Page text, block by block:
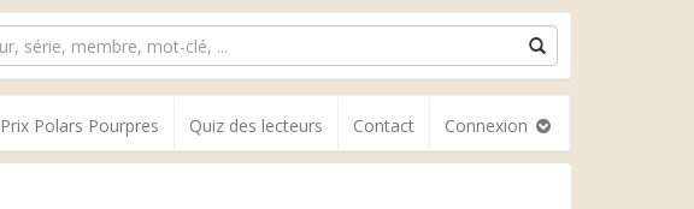
Prix Polars Pourpres Quiz des lecteurs Contact Connexion